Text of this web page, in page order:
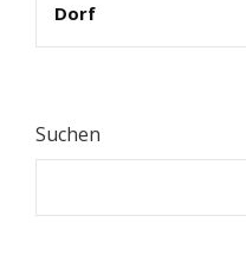
Dorf
Suchen